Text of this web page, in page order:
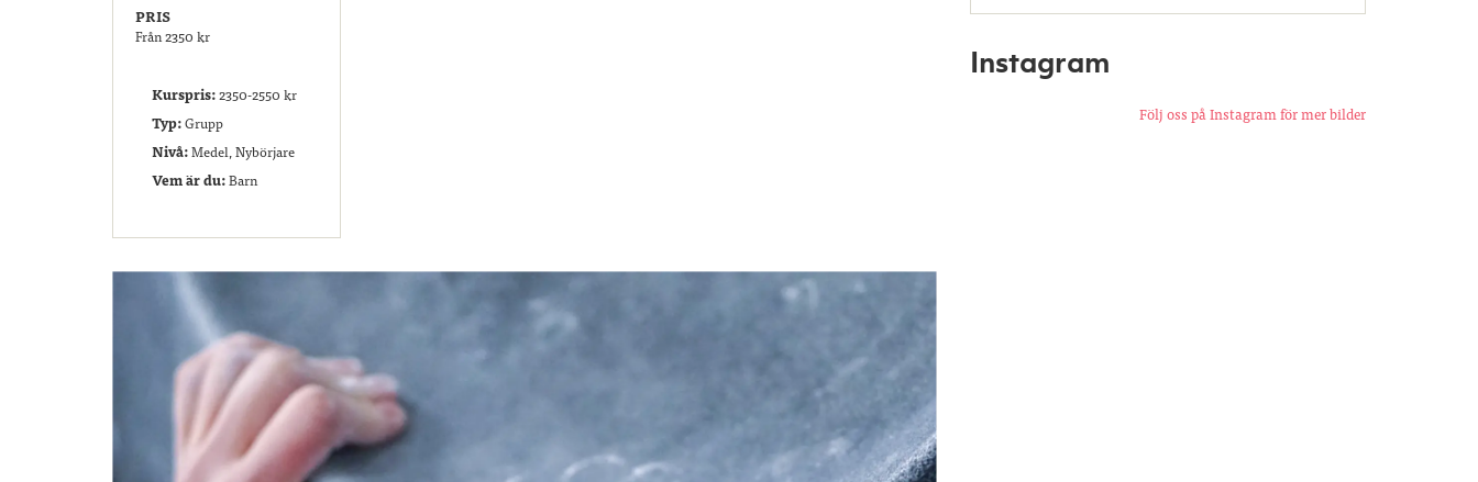
PRIS
Från 2350 kr
Kurspris:2350-2550 kr
Typ:Grupp
Nivå:Medel, Nybörjare
Vem är du:Barn
Instagram
Följ oss på Instagram för mer bilder